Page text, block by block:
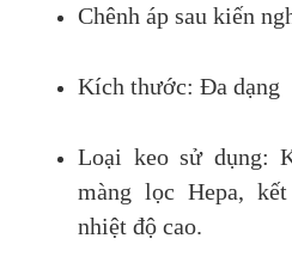
Chênh áp sau kiến
Kích thước: Đa dạng
Loại keo sử dụng:
màng lọc Hepa,
nhiệt độ cao.